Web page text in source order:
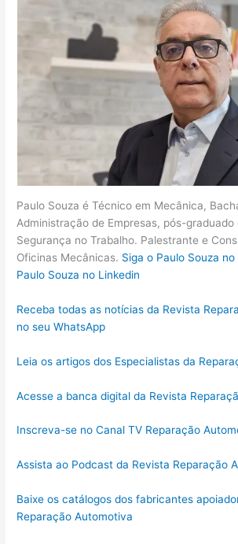
Paulo Souza é Técnico em Mecânica,
Administração de Empresas, pós-graduado
Segurança no Trabalho. Palestrante e
Oficinas Mecânicas. Siga o Paulo Souza
Paulo Souza no Linkedin
Receba todas as notícias da Revista
no seu WhatsApp
Leia os artigos dos Especialistas da
Acesse a banca digital da Revista
Inscreva-se no Canal TV Reparação
Assista ao Podcast da Revista Reparação
Baixe os catálogos dos fabricantes
Reparação Automotiva